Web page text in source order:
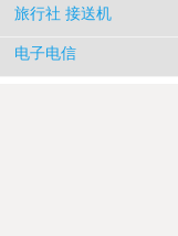
旅行社 接送机
电子电信